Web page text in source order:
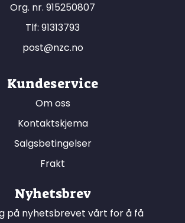
Org. nr. 915250807
Tlf: 91313793
post@nzc.no
Kundeservice
Om oss
Kontaktskjema
Salgsbetingelser
Frakt
Nyhetsbrev
på nyhetsbrevet vårt for å få